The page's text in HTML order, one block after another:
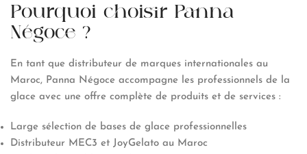
Pourquoi choisir Panna
Négoce ?
En tant que distributeur de marques internationales au
Maroc, Panna Négoce accompagne les professionnels de la
glace avec une offre complète de produits et de services :
Large sélection de bases de glace professionnelles
Distributeur MEC3 et JoyGelato au Maroc